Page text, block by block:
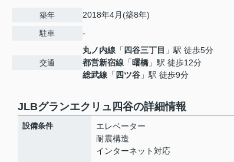
築年 2018年4月(築8年)
駐車 -
交通
丸ノ内線 「 四谷三丁目 」駅 徒歩5分
都営新宿線 「曙橋 」駅 徒歩12分
総武線 「 四ツ谷 」駅 徒歩9分
JLBグランエクリュ四谷の詳細情報
設備条件
エレベーター
耐震構造
インターネット対応